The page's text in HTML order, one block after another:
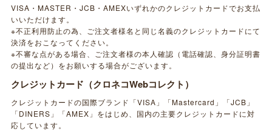
VISA・MASTER・JCB・AMEXいずれかのクレジットカードでお支払
いいただけます。
※不正利用防止の為、ご注文者様名と同じ名義のクレジットカードにて
決済をおこなってください。
※不審な点がある場合、ご注文者様の本人確認（電話確認、身分証明書
の提出など）をお願いする場合がございます。
クレジットカード（クロネコWebコレクト）
クレジットカードの国際ブランド「VISA」「Mastercard」「JCB」
「DINERS」「AMEX」をはじめ、国内の主要クレジットカードに対
応しています。